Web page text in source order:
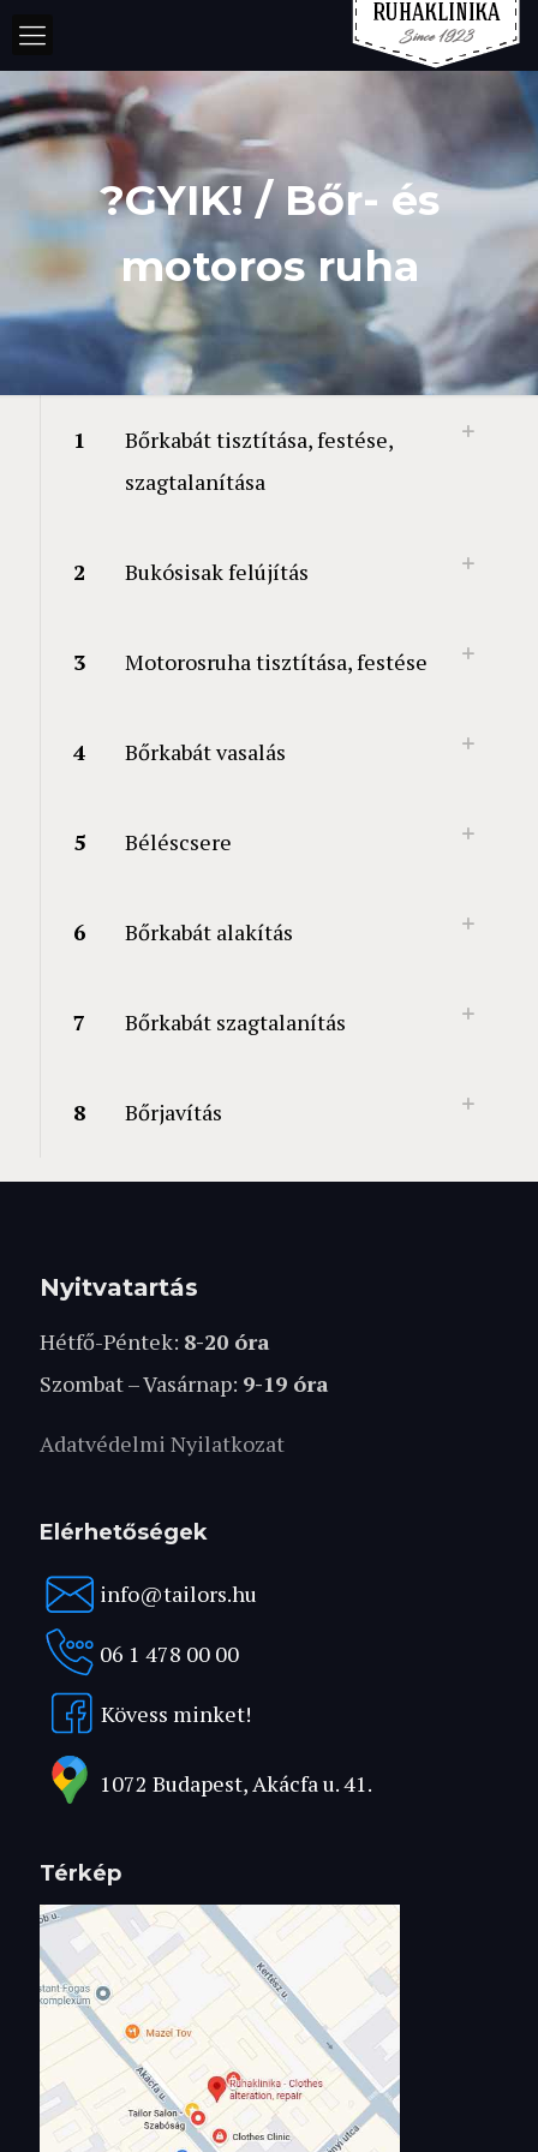
?GYIK! / Bőr- és
motoros ruha
1
Bőrkabát tisztítása, festése,
szagtalanítása
2 Bukósisak felújítás
3 Motorosruha tisztítása, festése
4 Bőrkabát vasalás
5 Béléscsere
6 Bőrkabát alakítás
7 Bőrkabát szagtalanítás
8 Bőrjavítás
Nyitvatartás
Hétfő-Péntek: 8-20 óra
Szombat – Vasárnap: 9-19 óra
Adatvédelmi Nyilatkozat
Elérhetőségek
info@tailors.hu
06 1 478 00 00
Kövess minket!
1072 Budapest, Akácfa u. 41.
Térkép